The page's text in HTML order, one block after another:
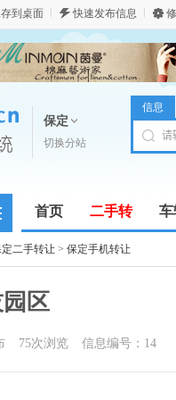
到桌面 快速发布信息
保定
切换分站
信息
首页 二手转 车
商务服务
二手转让 > 保定手机转让
区
75次浏览 信息编号：14